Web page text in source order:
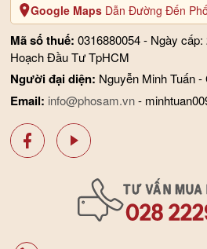
Google Maps Dẫn Đường Đến
Mã số thuế: 0316880054 - Ngày
Hoạch Đầu Tư TpHCM
Người đại diện: Nguyễn Minh Tuấn -
Email: info@phosam.vn-